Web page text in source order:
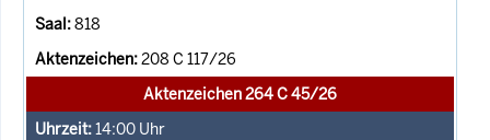
818
208 C 117/26
Aktenzeichen 264 C 45/26
14:00 Uhr